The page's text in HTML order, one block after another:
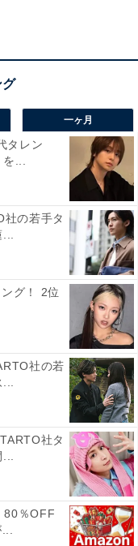
」でした。
。2011年12月に結
した。回答者から
きになった」とい
一ヶ月
タレン
...
社の若手タ
グ！ 2位
社の若
社タ
80％OFF